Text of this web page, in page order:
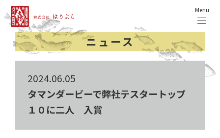
Menu
ニュース
2024.06.05
タマンダービーで弊社テスタートップ
１０に二人 入賞